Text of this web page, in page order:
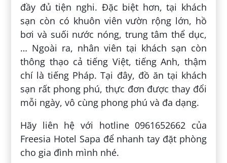
đầy đủ tiện nghi. Đặc biệt hơn, tại khách
sạn còn có khuôn viên vườn rộng lớn, hồ
bơi và suối nước nóng, trung tâm thể dục,
… Ngoài ra, nhân viên tại khách sạn còn
thông thạo cả tiếng Việt, tiếng Anh, thậm
chí là tiếng Pháp. Tại đây, đồ ăn tại khách
sạn rất phong phú, thực đơn được thay đổi
mỗi ngày, vô cùng phong phú và đa dạng.
Hãy liên hệ với hotline 0961652662 của
Freesia Hotel Sapa để nhanh tay đặt phòng
cho gia đình mình nhé.